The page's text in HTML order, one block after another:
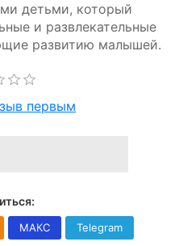
детьми, который
и развлекательные
развитию малышей.
первым
МАКС Telegram